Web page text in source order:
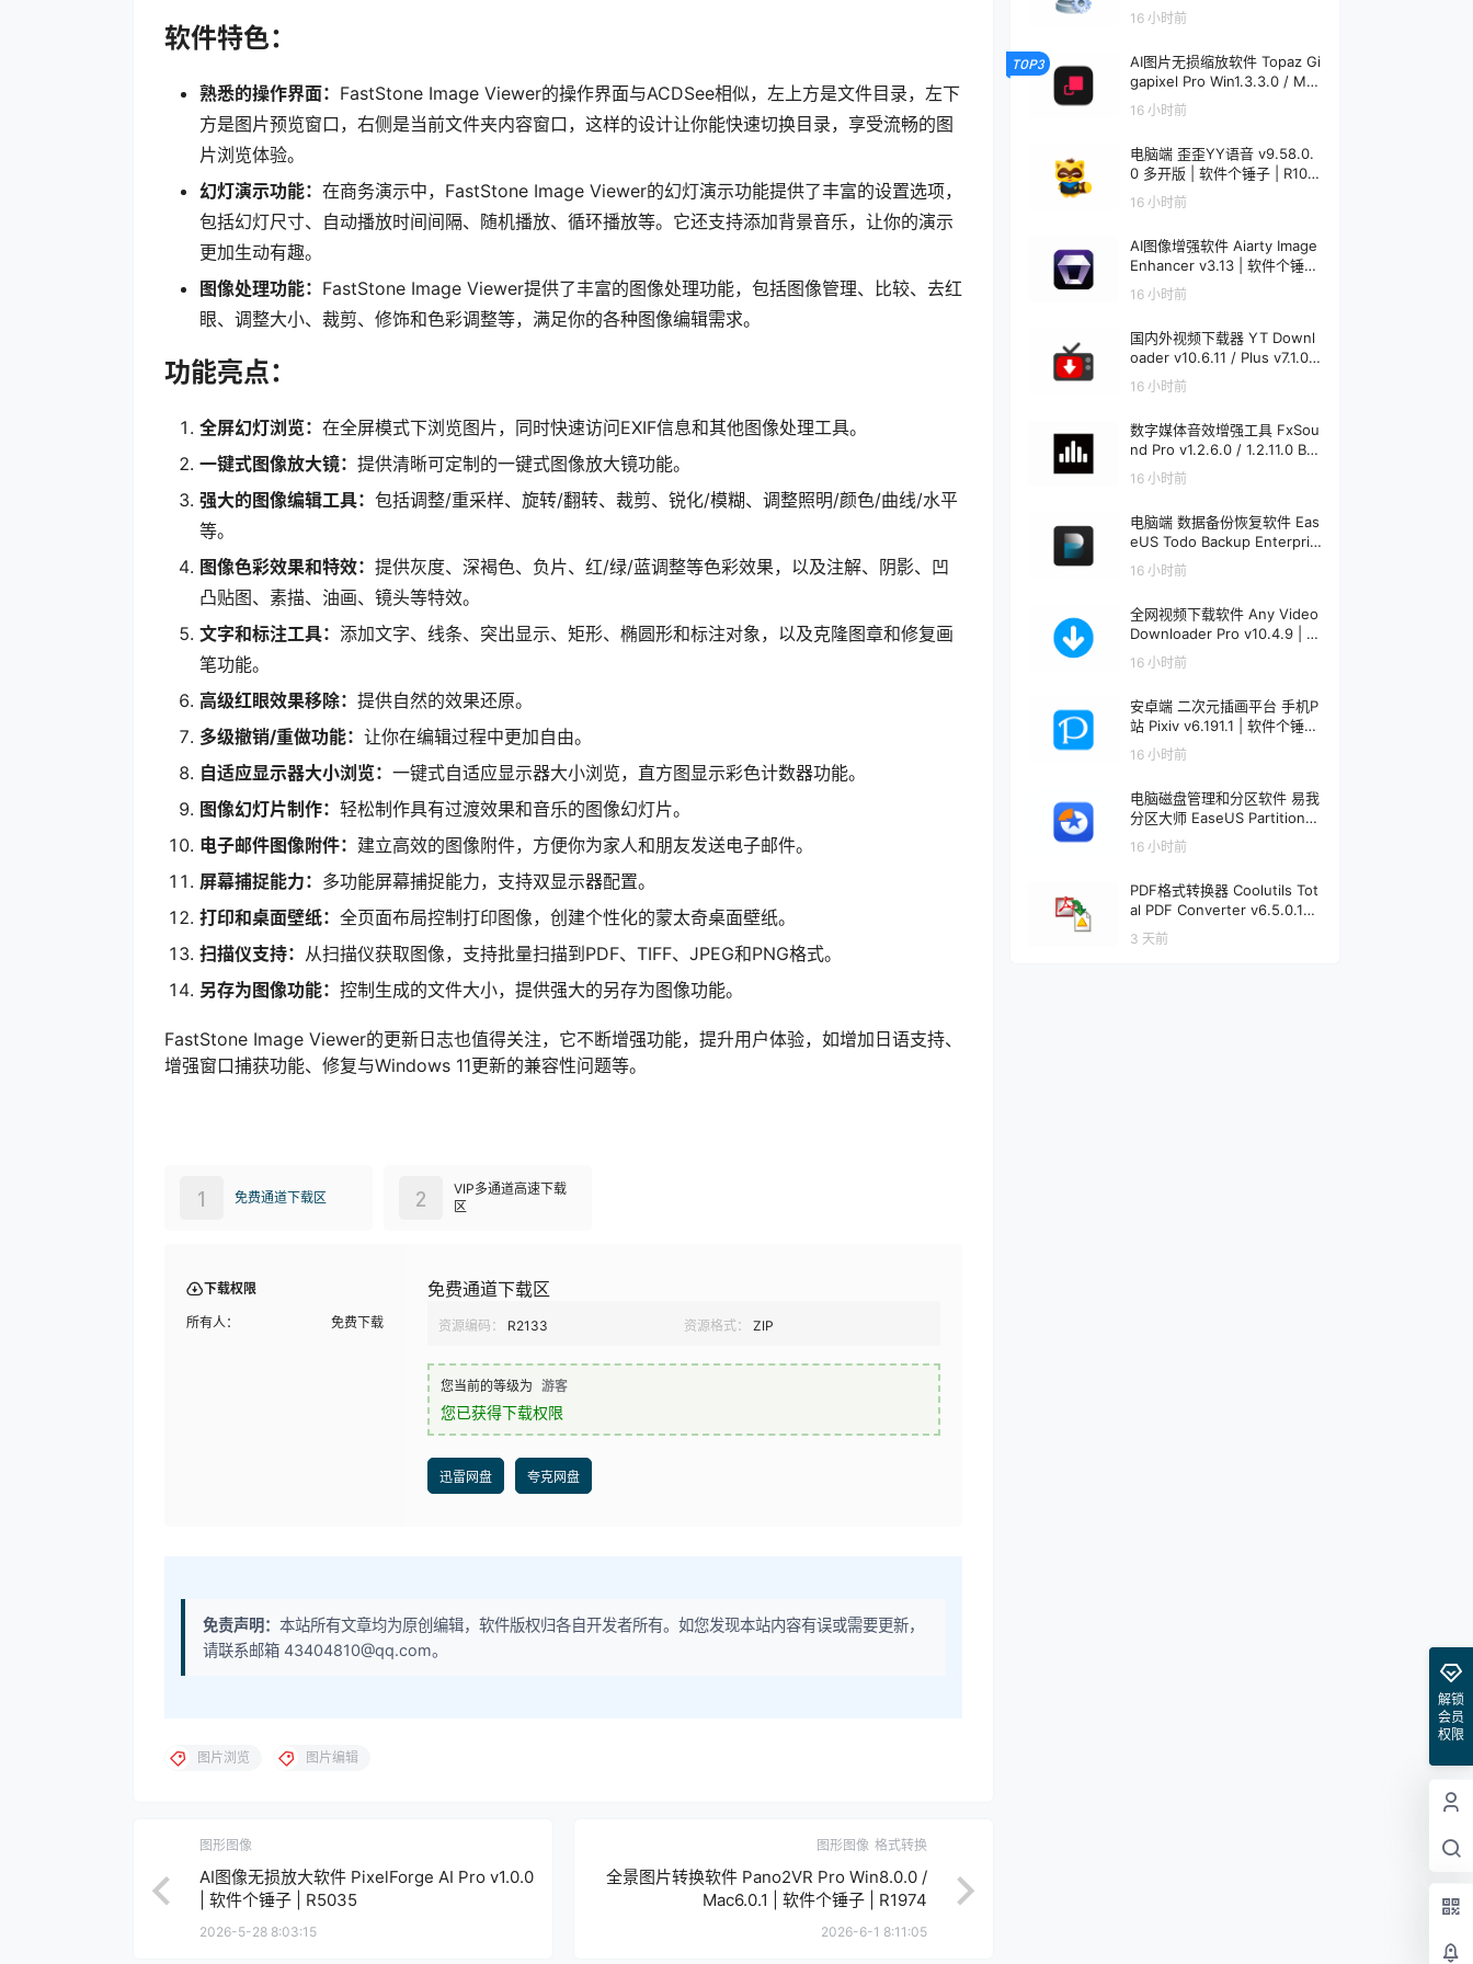
软件特色：
熟悉的操作界面： FastStone Image Viewer的操作界面与ACDSee相似，左上方是文件目录，左下
方是图片预览窗口，右侧是当前文件夹内容窗口，这样的设计让你能快速切换目录，享受流畅的图
片浏览体验。
幻灯演示功能： 在商务演示中，FastStone Image Viewer的幻灯演示功能提供了丰富的设置选项，
包括幻灯尺寸、自动播放时间间隔、随机播放、循环播放等。它还支持添加背景音乐，让你的演示
更加生动有趣。
图像处理功能： FastStone Image Viewer提供了丰富的图像处理功能，包括图像管理、比较、去红
眼、调整大小、裁剪、修饰和色彩调整等，满足你的各种图像编辑需求。
功能亮点：
全屏幻灯浏览： 在全屏模式下浏览图片，同时快速访问EXIF信息和其他图像处理工具。
一键式图像放大镜： 提供清晰可定制的一键式图像放大镜功能。
强大的图像编辑工具： 包括调整/重采样、旋转/翻转、裁剪、锐化/模糊、调整照明/颜色/曲线/水平
等。
图像色彩效果和特效： 提供灰度、深褐色、负片、红/绿/蓝调整等色彩效果，以及注解、阴影、凹
凸贴图、素描、油画、镜头等特效。
文字和标注工具： 添加文字、线条、突出显示、矩形、椭圆形和标注对象，以及克隆图章和修复画
笔功能。
高级红眼效果移除： 提供自然的效果还原。
多级撤销/重做功能： 让你在编辑过程中更加自由。
自适应显示器大小浏览： 一键式自适应显示器大小浏览，直方图显示彩色计数器功能。
图像幻灯片制作： 轻松制作具有过渡效果和音乐的图像幻灯片。
电子邮件图像附件： 建立高效的图像附件，方便你为家人和朋友发送电子邮件。
屏幕捕捉能力： 多功能屏幕捕捉能力，支持双显示器配置。
打印和桌面壁纸： 全页面布局控制打印图像，创建个性化的蒙太奇桌面壁纸。
扫描仪支持： 从扫描仪获取图像，支持批量扫描到PDF、TIFF、JPEG和PNG格式。
另存为图像功能： 控制生成的文件大小，提供强大的另存为图像功能。
FastStone Image Viewer的更新日志也值得关注，它不断增强功能，提升用户体验，如增加日语支持、
增强窗口捕获功能、修复与Windows 11更新的兼容性问题等。
免费通道下载区
1
VIP多通道高速下载
区
2
下载权限
所有人： 免费下载
免费通道下载区
资源编码： R2133 资源格式： ZIP
您当前的等级为 游客
您已获得下载权限
迅雷网盘 夸克网盘
免责声明： 本站所有文章均为原创编辑，软件版权归各自开发者所有。如您发现本站内容有误或需要更新，
请联系邮箱 43404810@qq.com。
图片浏览 图片编辑
图形图像
AI图像无损放大软件 PixelForge AI Pro v1.0.0
| 软件个锤子 | R5035
2026-5-28 8:03:15
图形图像 格式转换
全景图片转换软件 Pano2VR Pro Win8.0.0 /
Mac6.0.1 | 软件个锤子 | R1974
2026-6-1 8:11:05
子 | R1233
16 小时前
TOP3
AI图片无损缩放软件 Topaz Gi
gapixel Pro Win1.3.3.0 / Mac
1.0.0 | 软件个锤子 | R4521
16 小时前
电脑端 歪歪YY语音 v9.58.0.
0 多开版 | 软件个锤子 | R108
16 小时前
AI图像增强软件 Aiarty Image
Enhancer v3.13 | 软件个锤子
| R1848
16 小时前
国内外视频下载器 YT Downl
oader v10.6.11 / Plus v7.1.0
Mac v7.1.0 | 软件个锤子 | R12
20
16 小时前
数字媒体音效增强工具 FxSou
nd Pro v1.2.6.0 / 1.2.11.0 Bet
a | 软件个锤子 | R1913
16 小时前
电脑端 数据备份恢复软件 Eas
eUS Todo Backup Enterpris
e v16.3.1 | 软件个锤子 | R304
4
16 小时前
全网视频下载软件 Any Video
Downloader Pro v10.4.9 | 软
件个锤子 | R1222
16 小时前
安卓端 二次元插画平台 手机P
站 Pixiv v6.191.1 | 软件个锤子
| R1241
16 小时前
电脑磁盘管理和分区软件 易我
分区大师 EaseUS Partition
Master v20.5.0 + WinPE |
软件个锤子 | R1456
16 小时前
PDF格式转换器 Coolutils Tot
al PDF Converter v6.5.0.191
| 软件个锤子 | R1912
3 天前
解锁
会员
权限